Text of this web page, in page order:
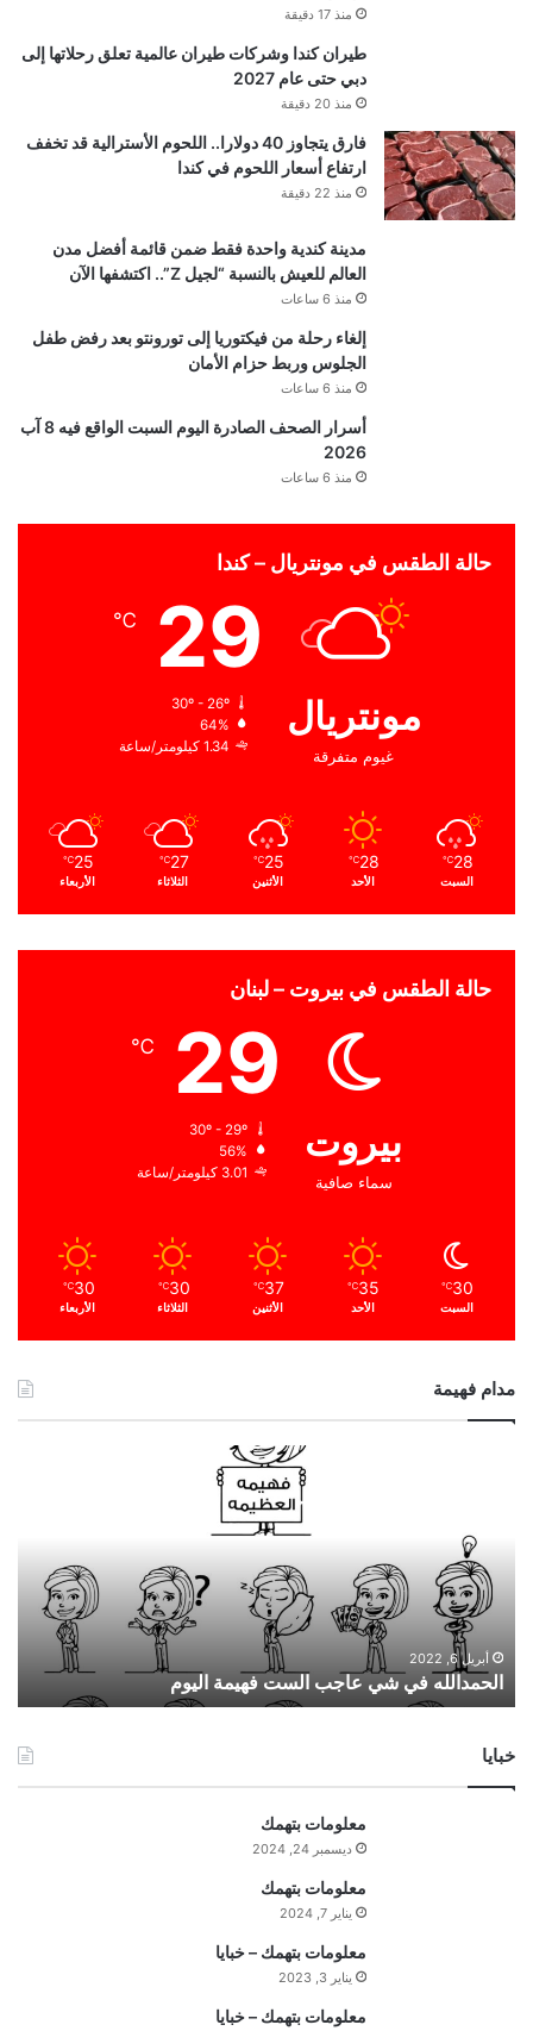
منذ 17 دقيقة
طيران كندا وشركات طيران عالمية تعلق رحلاتها إلى
دبي حتى عام 2027
منذ 20 دقيقة
فارق يتجاوز 40 دولارا.. اللحوم الأسترالية قد تخفف
ارتفاع أسعار اللحوم في كندا
منذ 22 دقيقة
مدينة كندية واحدة فقط ضمن قائمة أفضل مدن
العالم للعيش بالنسبة “لجيل Z”.. اكتشفها الآن
منذ 6 ساعات
إلغاء رحلة من فيكتوريا إلى تورونتو بعد رفض طفل
الجلوس وربط حزام الأمان
منذ 6 ساعات
أسرار الصحف الصادرة اليوم السبت الواقع فيه 8 آب
2026
منذ 6 ساعات
حالة الطقس في مونتريال – كندا
مونتريال
غيوم متفرقة
29
℃
30º - 26º
64%
1.34 كيلومتر/ساعة
28
℃
السبت
28
℃
الأحد
25
℃
الأثنين
27
℃
الثلاثاء
25
℃
الأربعاء
حالة الطقس في بيروت – لبنان
بيروت
سماء صافية
29
℃
56%
3.01 كيلومتر/ساعة
30
℃
السبت
35
℃
الأحد
37
℃
الأثنين
30
℃
الثلاثاء
30
℃
الأربعاء
مدام فهيمة
ي
ي
ع
أبريل 6, 2022
الحمدالله في شي عاجب الست فهيمة اليوم
خبايا
معلومات بتهمك
ديسمبر 24, 2024
معلومات بتهمك
يناير 7, 2024
معلومات بتهمك – خبايا
يناير 3, 2023
معلومات بتهمك – خبايا